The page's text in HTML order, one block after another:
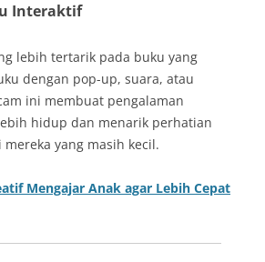
Interaktif
lebih tertarik pada buku yang
dengan pop-up, suara, atau
ini membuat pengalaman
hidup dan menarik perhatian
yang masih kecil.
Mengajar Anak agar Lebih Cepat